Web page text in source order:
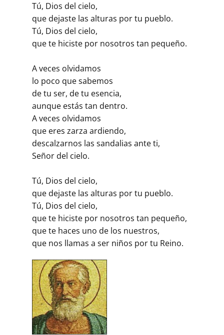
Tú, Dios del cielo,
que dejaste las alturas por tu pueblo.
Tú, Dios del cielo,
que te hiciste por nosotros tan pequeño.
A veces olvidamos
lo poco que sabemos
de tu ser, de tu esencia,
aunque estás tan dentro.
A veces olvidamos
que eres zarza ardiendo,
descalzarnos las sandalias ante ti,
Señor del cielo.
Tú, Dios del cielo,
que dejaste las alturas por tu pueblo.
Tú, Dios del cielo,
que te hiciste por nosotros tan pequeño,
que te haces uno de los nuestros,
que nos llamas a ser niños por tu Reino.